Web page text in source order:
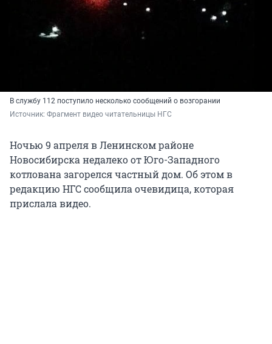
В службу 112 поступило несколько сообщений о возгорании
Источник: Фрагмент видео читательницы НГС
Ночью 9 апреля в Ленинском районе
Новосибирска недалеко от Юго-Западного
котлована загорелся частный дом. Об этом в
редакцию НГС сообщила очевидица, которая
прислала видео.